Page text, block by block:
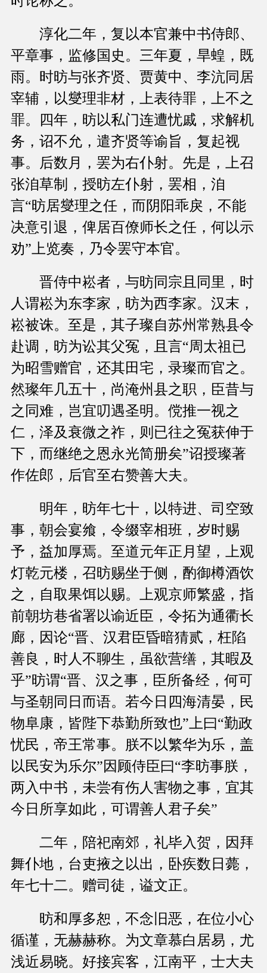
淳化二年，复以本官兼中书侍郎、
平章事，监修国史。三年夏，旱蝗，既
雨。时昉与张齐贤、贾黄中、李沆同居
宰辅，以燮理非材，上表待罪，上不之
罪。四年，昉以私门连遭忧戚，求解机
务，诏不允，遣齐贤等谕旨，复起视
事。后数月，罢为右仆射。先是，上召
张洎草制，授昉左仆射，罢相，洎
言“昉居燮理之任，而阴阳乖戾，不能
决意引退，俾居百僚师长之任，何以示
劝”上览奏，乃令罢守本官。
晋侍中崧者，与昉同宗且同里，时
人谓崧为东李家，昉为西李家。汉末，
崧被诛。至是，其子璨自苏州常熟县令
赴调，昉为讼其父冤，且言“周太祖已
为昭雪赠官，还其田宅，录璨而官之。
然璨年几五十，尚淹州县之职，臣昔与
之同难，岂宜叨遇圣明。傥推一视之
仁，泽及衰微之祚，则已往之冤获伸于
下，而继绝之恩永光简册矣”诏授璨著
作佐郎，后官至右赞善大夫。
明年，昉年七十，以特进、司空致
事，朝会宴飨，令缀宰相班，岁时赐
予，益加厚焉。至道元年正月望，上观
灯乾元楼，召昉赐坐于侧，酌御樽酒饮
之，自取果饵以赐。上观京师繁盛，指
前朝坊巷省署以谕近臣，令拓为通衢长
廊，因论“晋、汉君臣昏暗猜贰，枉陷
善良，时人不聊生，虽欲营缮，其暇及
乎”昉谓“晋、汉之事，臣所备经，何可
与圣朝同日而语。若今日四海清晏，民
物阜康，皆陛下恭勤所致也”上曰“勤政
忧民，帝王常事。朕不以繁华为乐，盖
以民安为乐尔”因顾侍臣曰“李昉事朕，
两入中书，未尝有伤人害物之事，宜其
今日所享如此，可谓善人君子矣”
二年，陪祀南郊，礼毕入贺，因拜
舞仆地，台吏掖之以出，卧疾数日薨，
年七十二。赠司徒，谥文正。
昉和厚多恕，不念旧恶，在位小心
循谨，无赫赫称。为文章慕白居易，尤
浅近易晓。好接宾客，江南平，士大夫